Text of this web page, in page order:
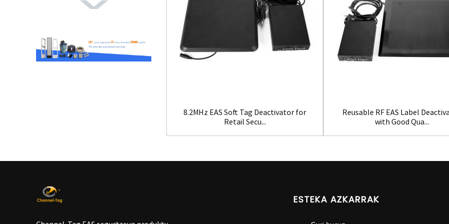
8.2MHz EAS Soft Tag Deactivator for
Retail Secu...
Reusable RF EAS Label
with Good Qua...
ESTEKA AZKARRAK